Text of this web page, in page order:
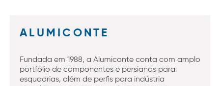
ALUMICONTE
Fundada em 1988, a Alumiconte conta com amplo
portfólio de componentes e persianas para
esquadrias, além de perfis para indústria